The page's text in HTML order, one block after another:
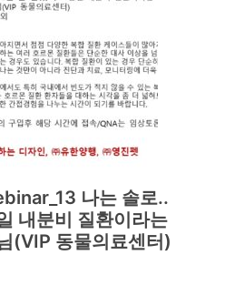
나는 솔로..
내분비 질환이라는
(VIP 동물의료센터)